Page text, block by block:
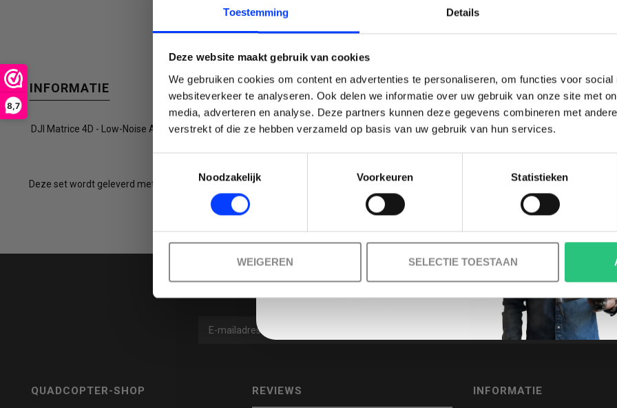
Toestemming Details
Deze website maakt gebruik van cookies
We gebruiken cookies om content en advertenties te personaliseren, om functies voor social
websiteverkeer te analyseren. Ook delen we informatie over uw gebruik van onze site met
media, adverteren en analyse. Deze partners kunnen deze gegevens combineren met
verstrekt of die ze hebben verzameld op basis van uw gebruik van hun services.
Noodzakelijk
Voorkeuren Statistieken
WEIGEREN SELECTIE TOESTAAN
8,7 resultaat
DRONES
*binnen
INFORMATIE
DJI Matrice 4D - Low-Noise Anti-lce Propellers
Deze set wordt geleverd met: 1x cw propeller set en 1x ccw propeller set.
DJI
MELD JE AAN VOOR ONZE NIEUWSBRIEF
QUADCOPTER-SHOP REVIEWS INFORMATIE
CLAIM KORTING OP JE
BESTELLING!
Ontvang je welkomstkorting tot 15 euro.
Minimale besteding 100 euro .
Email